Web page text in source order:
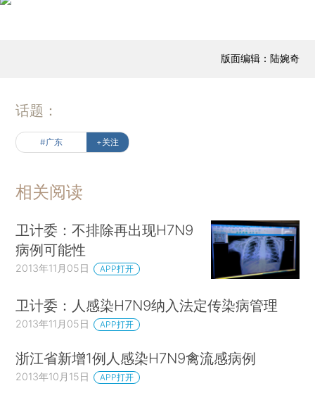
版面编辑：陆婉奇
话题：
#广东 +关注
相关阅读
卫计委：不排除再出现H7N9
病例可能性
2013年11月05日 APP打开
卫计委：人感染H7N9纳入法定传染病管理
2013年11月05日 APP打开
浙江省新增1例人感染H7N9禽流感病例
2013年10月15日 APP打开